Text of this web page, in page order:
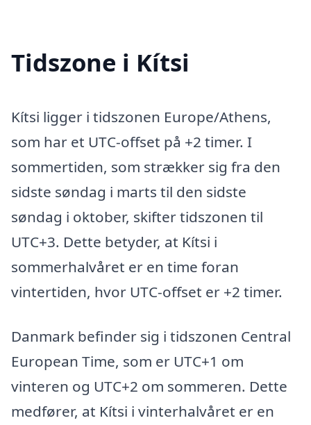
Tidszone i Kítsi
Kítsi ligger i tidszonen Europe/Athens,
som har et UTC-offset på +2 timer. I
sommertiden, som strækker sig fra den
sidste søndag i marts til den sidste
søndag i oktober, skifter tidszonen til
UTC+3. Dette betyder, at Kítsi i
sommerhalvåret er en time foran
vintertiden, hvor UTC-offset er +2 timer.
Danmark befinder sig i tidszonen Central
European Time, som er UTC+1 om
vinteren og UTC+2 om sommeren. Dette
medfører, at Kítsi i vinterhalvåret er en